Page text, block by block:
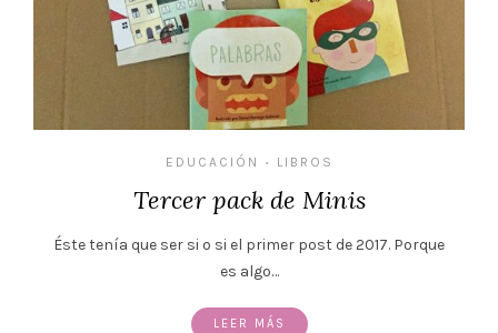
EDUCACIÓN • LIBROS
Tercer pack de Minis
Éste tenía que ser si o si el primer post de 2017. Porque
es algo…
LEER MÁS